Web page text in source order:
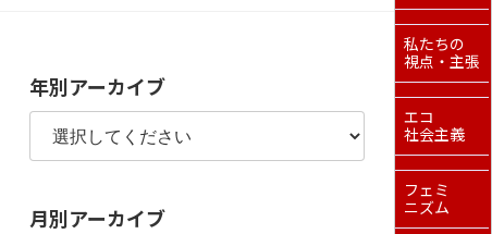
年別アーカイブ
月別アーカイブ
私たちの
視点・主張
エコ
社会主義
フェミ
ニズム